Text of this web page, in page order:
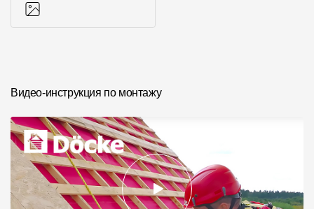
Видео-инструкция по монтажу